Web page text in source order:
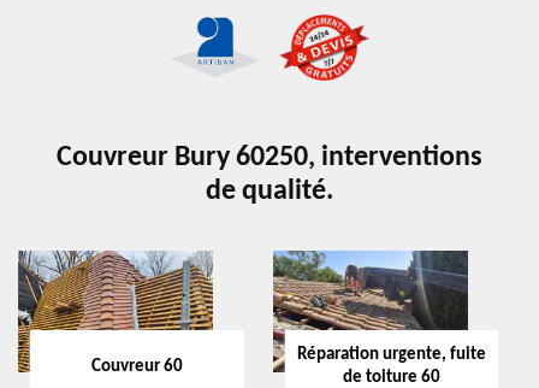
Couvreur Bury 60250, interventions
de qualité.
Couvreur 60
Réparation urgente, fuite
de toiture 60